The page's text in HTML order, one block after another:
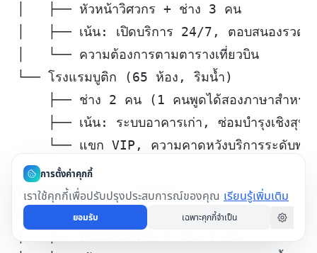
│   ├── หัวหน้าวิศวกร + ช่าง 3 คน
│   ├── เน้น: เปิดบริการ 24/7, ตอบสนองรวดเ
│   └── ความต้องการตามตารางเที่ยวบิน
└── โรงแรมบูติก (65 ห้อง, ริมน้ำ)
├── ช่าง 2 คน (1 คนพูดได้สองภาษาสำหรั
├── เน้น: ระบบอาคารเก่า, ซ่อมบำรุงเชิงสุน
└── แขก VIP, ความคาดหวังบริการระดับพรี
อาคารชายทะเล (4 รีสอร์ท):
├── รีสอร์ทภูเก็ต (420 ห้อง, หาดป่าตอง)
การตั้งค่าคุกกี้
เราใช้คุกกี้เพื่อปรับปรุงประสบการณ์ของคุณ เรียนรู้เพิ่มเติม
ยอมรับ เฉพาะคุกกี้จำเป็น